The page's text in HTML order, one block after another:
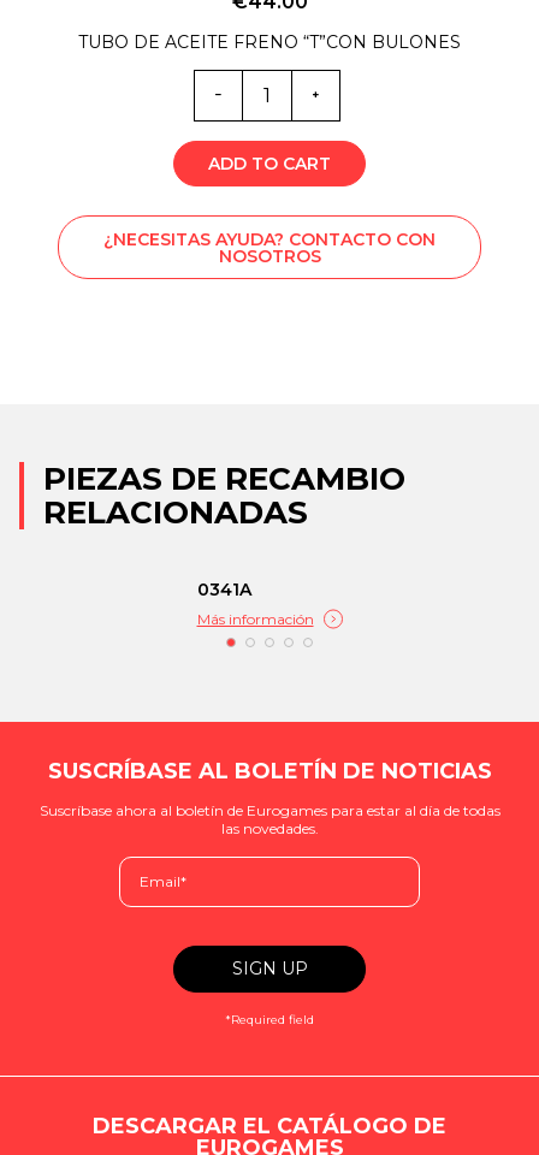
TUBO DE ACEITE FRENO “T”CON BULONES
Cantidad
de
6119
ADD TO CART
¿NECESITAS AYUDA? CONTACTO CON
NOSOTROS
PIEZAS DE RECAMBIO
RELACIONADAS
0341A
Más información
SUSCRÍBASE AL BOLETÍN DE NOTICIAS
Suscríbase ahora al boletín de Eurogames para estar al día de todas
las novedades.
*Required field
DESCARGAR EL CATÁLOGO DE
EUROGAMES